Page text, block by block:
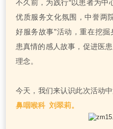
不久前，为践行“以患者为中
优质服务文化氛围，中誉两
好服务故事”活动，重在挖
患真情的感人故事，促进医
理念。
今天，我们来认识此次活动
鼻咽喉科 刘翠莉。